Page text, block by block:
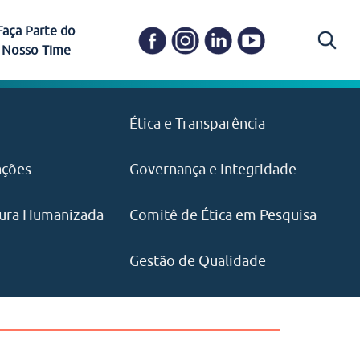
Ética e Transparência
Governança e Integridade
Humanizada Comitê de Ética em Pesquisa
Gestão de Qualidade
Carapicuíba
pelo CEJAM e(11) 97646‑2537
Parte do
Nosso Time
visão e valores?